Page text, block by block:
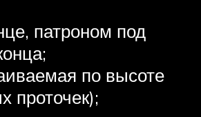
патроном под
по высоте
проточек);